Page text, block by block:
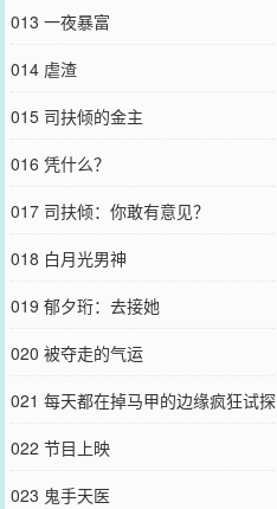
013 一夜暴富
014 虐渣
015 司扶倾的金主
016 凭什么？
017 司扶倾：你敢有意见？
018 白月光男神
019 郁夕珩：去接她
020 被夺走的气运
021 每天都在掉马甲的边缘疯狂试探
022 节目上映
023 鬼手天医